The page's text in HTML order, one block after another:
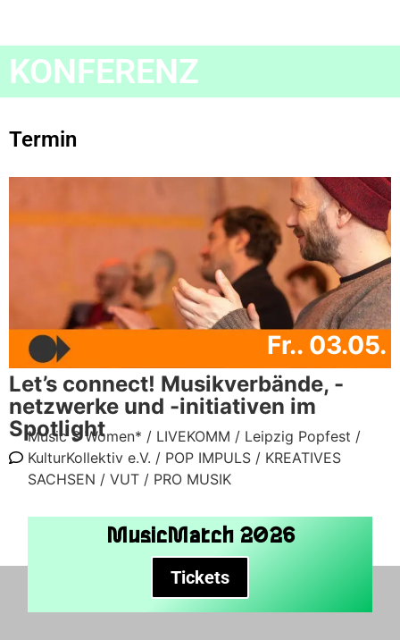
KONFERENZ
Termin
Fr.. 03.05.
Let’s connect! Musikverbände, -
netzwerke und -initiativen im
Spotlight
Music S Women* / LIVEKOMM / Leipzig Popfest /
KulturKollektiv e.V. / POP IMPULS / KREATIVES
SACHSEN / VUT / PRO MUSIK
MusicMatch 2026
Tickets